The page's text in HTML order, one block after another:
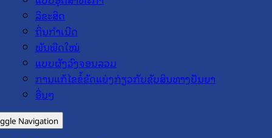
ລິຂະສິດ
ຖິ່ນກຳເນີດ
ພັນພືດໃໝ່
ແບບຜັງວົງຈອນລວມ
ການແກ້ໄຂຂໍ້ຂັດແຍ່ງກ່ຽວກັບຊັບສິນທາງປັນຍາ
ອື່ນໆ
Navigation